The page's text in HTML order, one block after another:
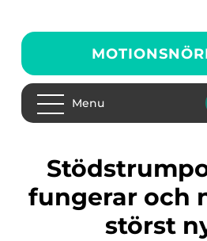
Menu
Stödstrumpor hur de
fungerar och
störst